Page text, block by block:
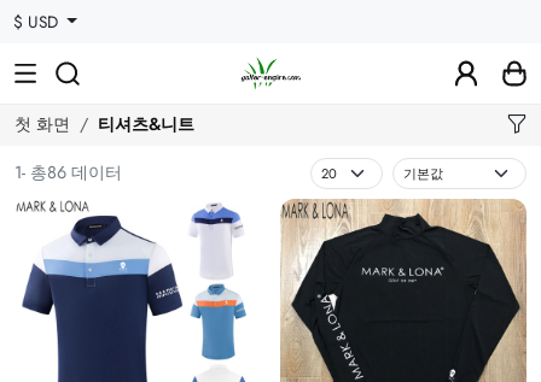
$ USD
첫 화면
티셔츠&니트
1- 총86 데이터